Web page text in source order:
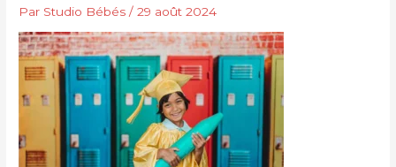
Par Studio Bébés/29 août 2024